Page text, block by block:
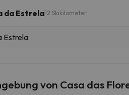
da Estrela12 Skikilometer
Estrela
von Casa das